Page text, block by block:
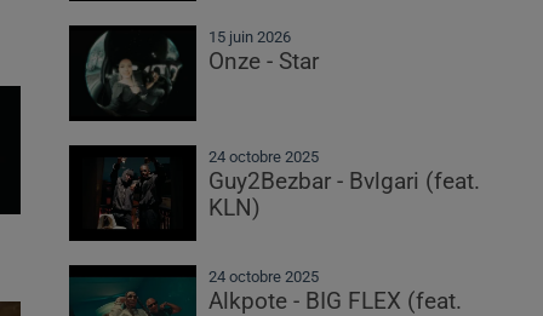
15 juin 2026
Onze - Star
24 octobre 2025
Guy2Bezbar - Bvlgari (feat.
KLN)
24 octobre 2025
Alkpote - BIG FLEX (feat.